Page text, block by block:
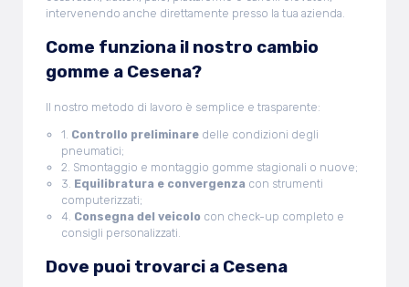
intervenendo anche direttamente presso la tua azienda.
Come funziona il nostro cambio
gomme a Cesena?
Il nostro metodo di lavoro è semplice e trasparente:
1. Controllo preliminaredelle condizioni degli
pneumatici;
2. Smontaggio e montaggio gomme stagionali o nuove;
3. Equilibratura e convergenza con strumenti
computerizzati;
4. Consegna del veicolo con check-up completo e
consigli personalizzati.
Dove puoi trovarci a Cesena